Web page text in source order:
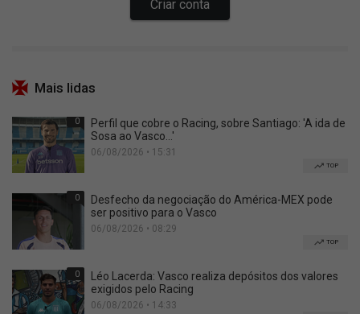
Mais lidas
0
Perfil que cobre o Racing, sobre Santiago: 'A ida de
Sosa ao Vasco...'
06/08/2026 • 15:31
TOP
0
Desfecho da negociação do América-MEX pode
ser positivo para o Vasco
06/08/2026 • 08:29
TOP
0
Léo Lacerda: Vasco realiza depósitos dos valores
exigidos pelo Racing
06/08/2026 • 14:33